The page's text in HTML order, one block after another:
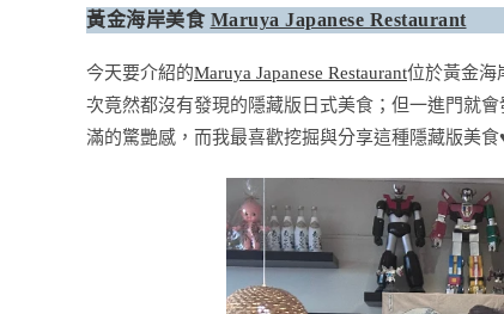
黃金海岸美食 Maruya Japanese Restaurant
今天要介紹的Maruya Japanese Restaurant位於黃金海
次竟然都沒有發現的隱藏版日式美食；但一進門就
滿的驚艷感，而我最喜歡挖掘與分享這種隱藏版美食